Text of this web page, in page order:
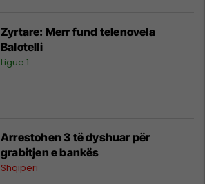
Zyrtare: Merr fund telenovela
Balotelli
Ligue 1
Arrestohen 3 të dyshuar për
grabitjen e bankës
Shqipëri